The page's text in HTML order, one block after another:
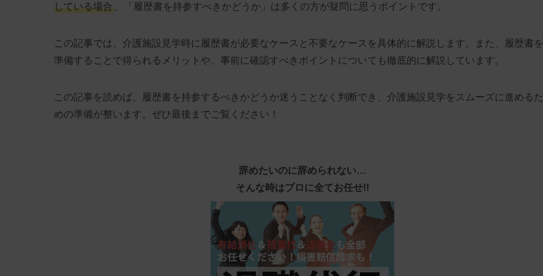
している場合 、「履歴書を持参すべきかどうか」は多くの方が疑問に思うポイントです。
この記事では、介護施設見学時に履歴書が必要なケースと不要なケースを具体的に解説します。また、履歴書を
準備することで得られるメリットや、事前に確認すべきポイントについても徹底的に解説しています。
この記事を読めば、履歴書を持参するべきかどうか迷うことなく判断でき、介護施設見学をスムーズに進めるた
めの準備が整います。ぜひ最後までご覧ください！
辞めたいのに辞められない…
そんな時はプロに全てお任せ!!